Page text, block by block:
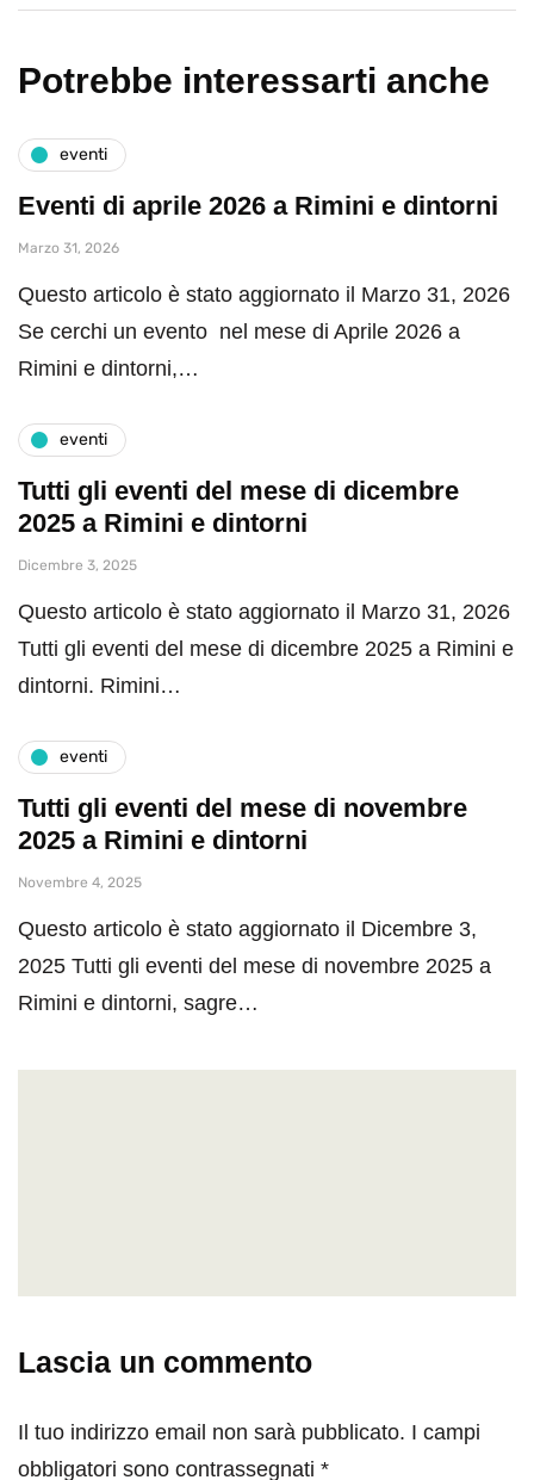
Potrebbe interessarti anche
eventi
Eventi di aprile 2026 a Rimini e dintorni
Marzo 31, 2026
Questo articolo è stato aggiornato il Marzo 31, 2026
Se cerchi un evento nel mese di Aprile 2026 a
Rimini e dintorni,…
eventi
Tutti gli eventi del mese di dicembre
2025 a Rimini e dintorni
Dicembre 3, 2025
Questo articolo è stato aggiornato il Marzo 31, 2026
Tutti gli eventi del mese di dicembre 2025 a Rimini e
dintorni. Rimini…
eventi
Tutti gli eventi del mese di novembre
2025 a Rimini e dintorni
Novembre 4, 2025
Questo articolo è stato aggiornato il Dicembre 3,
2025 Tutti gli eventi del mese di novembre 2025 a
Rimini e dintorni, sagre…
Lascia un commento
Il tuo indirizzo email non sarà pubblicato. I campi
obbligatori sono contrassegnati *